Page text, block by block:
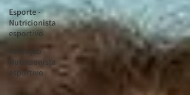
Esporte -
Nutricionista
esportivo
Evolução -
Nutricionista
esportivo